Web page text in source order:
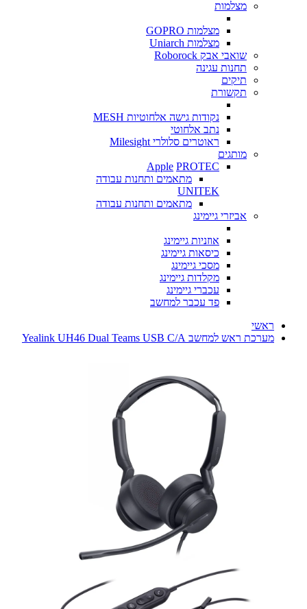
מצלמות
מצלמות GOPRO
מצלמות Uniarch
שואבי אבק Roborock
תחנות עגינה
תיקים
תקשורת
נקודות גישה אלחוטיות MESH
נתב אלחוטי
ראוטרים סלולרי Milesight
מותגים
Apple PROTEC
מתאמים ותחנות עבודה
UNITEK
מתאמים ותחנות עבודה
אביזרי גיימינג
אוזניות גיימינג
כיסאות גיימינג
מסכי גיימינג
מקלדות גיימינג
עכברי גיימינג
פד עכבר למחשב
ראשי
מערכת ראש למחשב Yealink UH46 Dual Teams USB C/A